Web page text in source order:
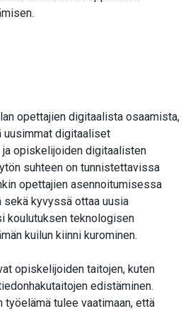
opettajien digitaalista osaamista,
uusimmat digitaaliset
opiskelijoiden digitaalisten
suhteen on tunnistettavissa
opettajien asennoitumisessa
kyvyssä ottaa uusia
koulutuksen teknologisen
kuilun kiinni kurominen.
opiskelijoiden taitojen, kuten
edistäminen.
työelämä tulee vaatimaan, että